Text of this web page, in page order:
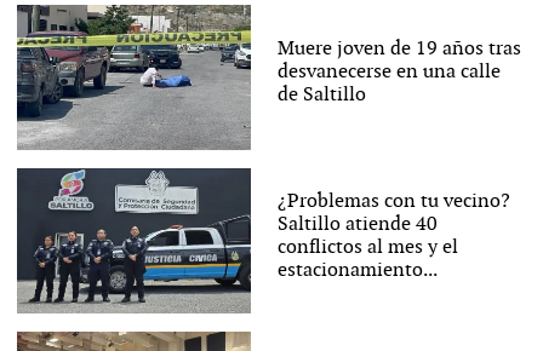
Muere joven de 19 años tras
desvanecerse en una calle
de Saltillo
¿Problemas con tu vecino?
Saltillo atiende 40
conflictos al mes y el
estacionamiento...